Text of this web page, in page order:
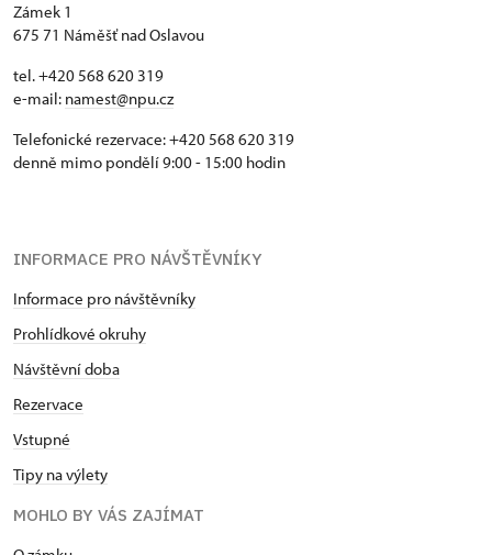
Zámek 1
675 71 Náměšť nad Oslavou
tel. +420 568 620 319
e-mail: namest@npu.cz
Telefonické rezervace: +420 568 620 319
denně mimo pondělí 9:00 - 15:00 hodin
INFORMACE PRO NÁVŠTĚVNÍKY
Informace pro návštěvníky
Prohlídkové okruhy
Návštěvní doba
Rezervace
Vstupné
Tipy na výlety
MOHLO BY VÁS ZAJÍMAT